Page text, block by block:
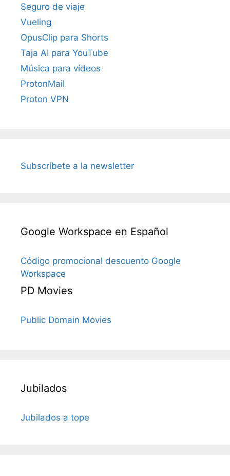
Seguro de viaje
Vueling
OpusClip para Shorts
Taja AI para YouTube
Música para vídeos
ProtonMail
Proton VPN
Subscríbete a la newsletter
Google Workspace en Español
Código promocional descuento Google
Workspace
PD Movies
Public Domain Movies
Jubilados
Jubilados a tope